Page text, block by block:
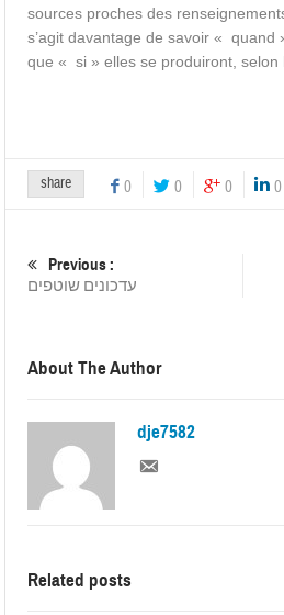
sources proches des
s’agit davantage de savoir « quand
que « si » elles se produiront,
share 0 0 0 0
Previous :
עדכונים שוטפים
About The Author
dje7582
Related posts